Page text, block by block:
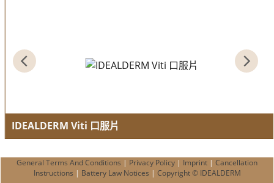
IDEALDERM Viti 口服片
Pigmentation enhancer
General Terms And Conditions | Privacy Policy | Imprint | Cancellation
Instructions | Battery Law Notices | Copyright © IDEALDERM